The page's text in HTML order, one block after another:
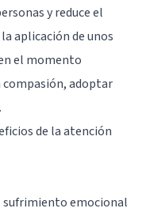
y reduce el
aplicación de unos
el momento
adoptar
de la atención
sufrimiento emocional